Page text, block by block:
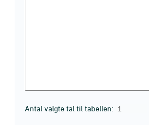
Antal valgte tal til tabellen: